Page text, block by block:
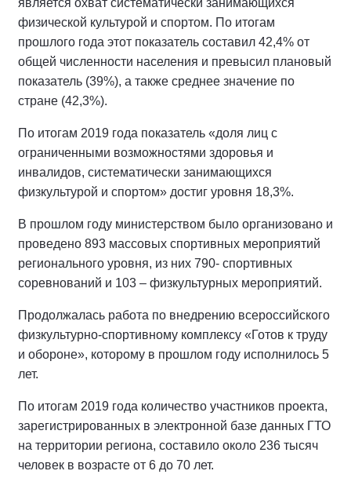
физической культурой и спортом. По итогам
прошлого года этот показатель составил 42,4% от
общей численности населения и превысил плановый
показатель (39%), а также среднее значение по
стране (42,3%).
По итогам 2019 года показатель «доля лиц с
ограниченными возможностями здоровья и
инвалидов, систематически занимающихся
физкультурой и спортом» достиг уровня 18,3%.
В прошлом году министерством было организовано и
проведено 893 массовых спортивных мероприятий
регионального уровня, из них 790- спортивных
соревнований и 103 – физкультурных мероприятий.
Продолжалась работа по внедрению всероссийского
физкультурно-спортивному комплексу «Готов к труду
и обороне», которому в прошлом году исполнилось 5
лет.
По итогам 2019 года количество участников проекта,
зарегистрированных в электронной базе данных ГТО
на территории региона, составило около 236 тысяч
человек в возрасте от 6 до 70 лет.